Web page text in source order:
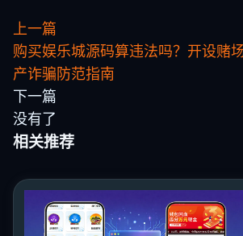
上一篇
购买娱乐城源码算违法吗？开设赌
产诈骗防范指南
下一篇
没有了
相关推荐